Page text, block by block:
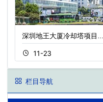
深圳地王大厦冷却塔项目…
11-23
栏目导航